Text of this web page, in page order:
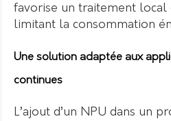
favorise un traitement local
limitant la consommation
Une solution adaptée aux
continues
L’ajout d’un NPU dans un